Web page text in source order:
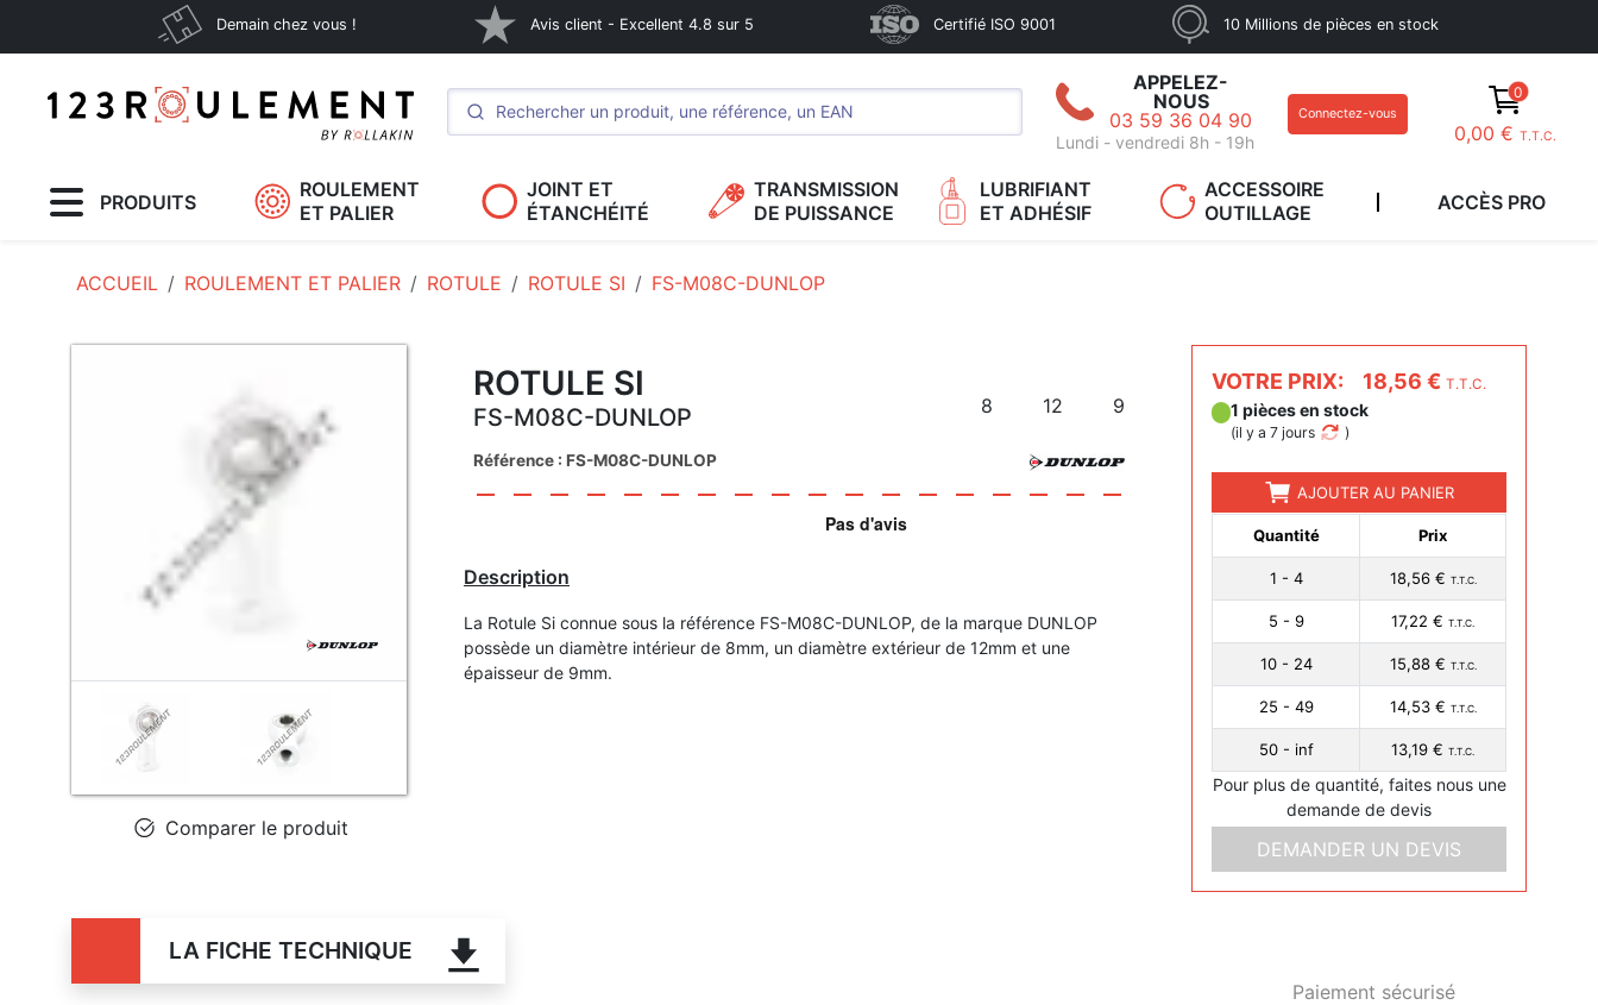
Demain chez vous ! Avis client - Excellent 4.8 sur 5 Certifié ISO 9001 10 Millions de pièces en stock
APPELEZ-
NOUS
03 59 36 04 90
Lundi - vendredi 8h - 19h
Connectez-vous
0
0,00 € T.T.C.
PRODUITS
ROULEMENT
ET PALIER
JOINT ET
ÉTANCHÉITÉ
TRANSMISSION
DE PUISSANCE
LUBRIFIANT
ET ADHÉSIF
ACCESSOIRE
OUTILLAGE
ACCÈS PRO
ACCUEIL ROULEMENT ET PALIER ROTULE ROTULE SI FS-M08C-DUNLOP
Comparer le produit
ROTULE SI
FS-M08C-DUNLOP 8 12 9
Référence : FS-M08C-DUNLOP
Description
La Rotule Si connue sous la référence FS-M08C-DUNLOP, de la marque DUNLOP
possède un diamètre intérieur de 8mm, un diamètre extérieur de 12mm et une
épaisseur de 9mm.
VOTRE PRIX: 18,56 € T.T.C.
1 pièces en stock
(il y a 7 jours )
AJOUTER AU PANIER
Quantité Prix
1 - 4 18,56 € T.T.C.
5 - 9 17,22 € T.T.C.
10 - 24 15,88 € T.T.C.
25 - 49 14,53 € T.T.C.
50 - inf 13,19 € T.T.C.
Pour plus de quantité, faites nous une
demande de devis
DEMANDER UN DEVIS
Paiement sécurisé
LA FICHE TECHNIQUE